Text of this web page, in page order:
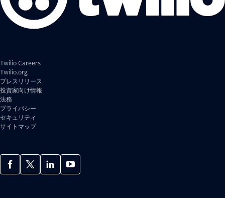
Twilio Careers
Twilio.org
プレスリリース
投資家向け情報
法務
プライバシー
セキュリティ
サイトマップ